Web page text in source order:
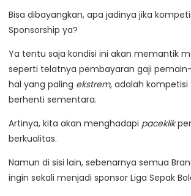
Bisa dibayangkan, apa jadinya jika
Sponsorship ya?
Ya tentu saja kondisi ini akan memantik
seperti telatnya pembayaran gaji
hal yang paling ekstrem, adalah
berhenti sementara.
Artinya, kita akan menghadapi paceklik
berkualitas.
Namun di sisi lain, sebenarnya semua
ingin sekali menjadi sponsor Liga Sepak